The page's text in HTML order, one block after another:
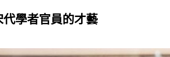
學者官員的才藝